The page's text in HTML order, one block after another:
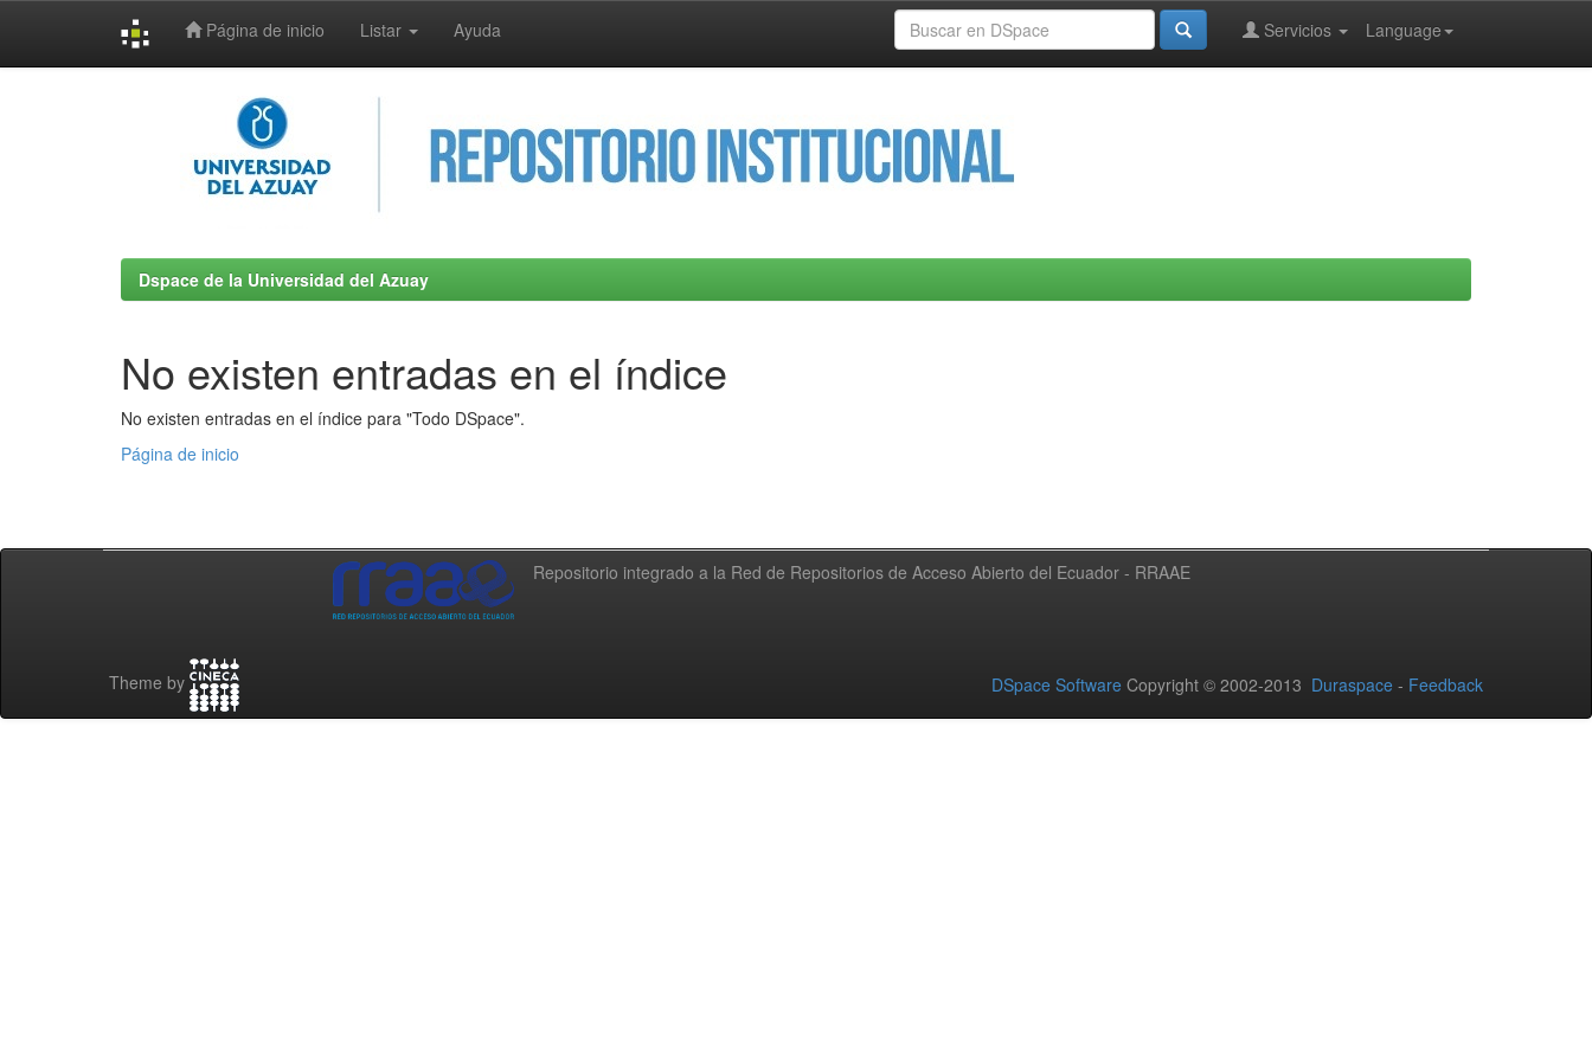
Página de inicio Listar Ayuda Language
Servicios
Dspace de la Universidad del Azuay
No existen entradas en el índice
No existen entradas en el índice para "Todo DSpace".
Página de inicio
Repositorio integrado a la Red de Repositorios de Acceso Abierto del Ecuador - RRAAE
Theme by DSpace Software Copyright © 2002-2013 Duraspace - Feedback